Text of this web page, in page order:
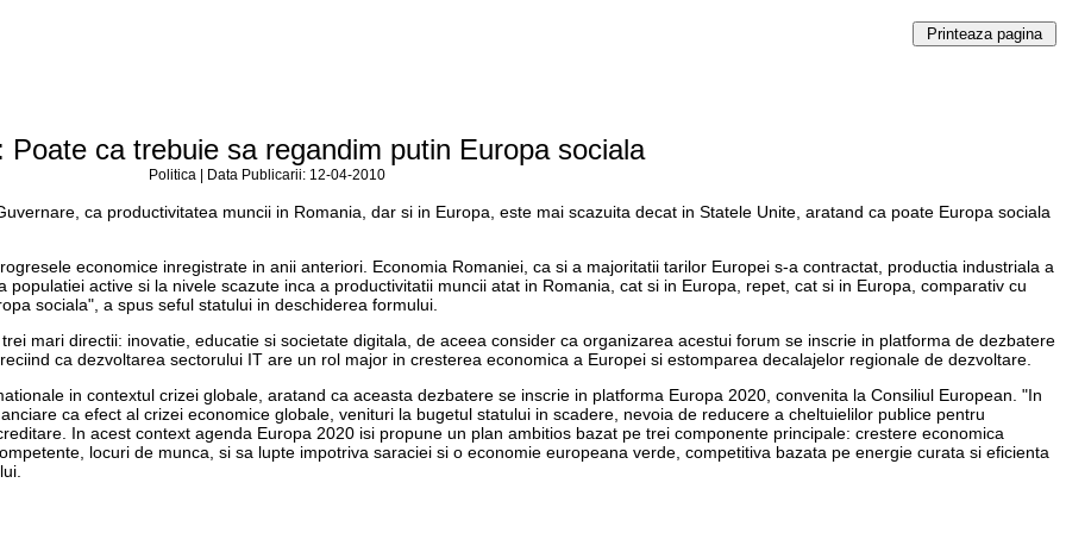
Poate ca trebuie sa regandim putin Europa sociala
Politica | Data Publicarii: 12-04-2010
ca productivitatea muncii in Romania, dar si in Europa, este mai scazuita decat in Statele Unite, aratand ca poate Europa sociala
economice inregistrate in anii anteriori. Economia Romaniei, ca si a majoritatii tarilor Europei s-a contractat, productia industriala a
active si la nivele scazute inca a productivitatii muncii atat in Romania, cat si in Europa, repet, cat si in Europa, comparativ cu
sociala", a spus seful statului in deschiderea formului.
mari directii: inovatie, educatie si societate digitala, de aceea consider ca organizarea acestui forum se inscrie in platforma de dezbatere
ca dezvoltarea sectorului IT are un rol major in cresterea economica a Europei si estomparea decalajelor regionale de dezvoltare.
in contextul crizei globale, aratand ca aceasta dezbatere se inscrie in platforma Europa 2020, convenita la Consiliul European. "In
ca efect al crizei economice globale, venituri la bugetul statului in scadere, nevoia de reducere a cheltuielilor publice pentru
In acest context agenda Europa 2020 isi propune un plan ambitios bazat pe trei componente principale: crestere economica
locuri de munca, si sa lupte impotriva saraciei si o economie europeana verde, competitiva bazata pe energie curata si eficienta